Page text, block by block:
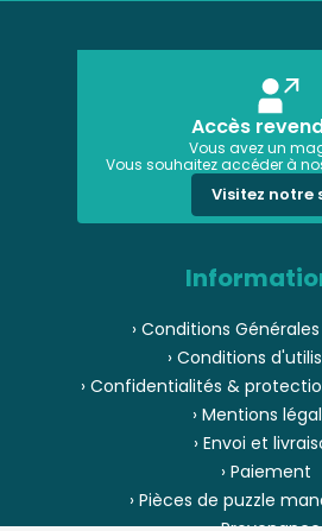
Accès
Vous avez un
Vous souhaitez accéder à
Visitez notre
› Conditions
› Conditions
› Confidentialités &
› Mentions
› Envoi et
› Paiement
› Pièces de puzzle